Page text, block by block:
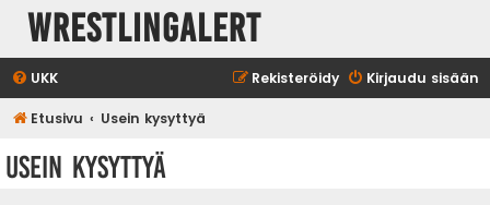
WrestlingAlert
UKK Kirjaudu sisään
Rekisteröidy
Etusivu Usein kysyttyä
Usein kysyttyä